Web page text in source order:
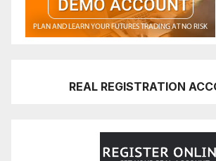
REAL REGISTRATION